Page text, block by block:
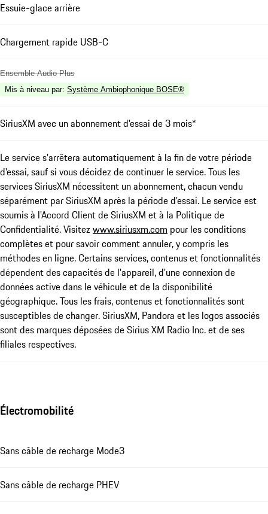
Essuie-glace arrière
Chargement rapide USB-C
Ensemble Audio Plus
Mis à niveau par: Système Ambiophonique BOSE®
SiriusXM avec un abonnement d'essai de 3 mois*
Le service s'arrêtera automatiquement à la fin de votre période
d'essai, sauf si vous décidez de continuer le service. Tous les
services SiriusXM nécessitent un abonnement, chacun vendu
séparément par SiriusXM après la période d'essai. Le service est
soumis à l'Accord Client de SiriusXM et à la Politique de
Confidentialité. Visitezwww.siriusxm.com pour les conditions
complètes et pour savoir comment annuler, y compris les
méthodes en ligne. Certains services, contenus et fonctionnalités
dépendent des capacités de l'appareil, d'une connexion de
données active dans le véhicule et de la disponibilité
géographique. Tous les frais, contenus et fonctionnalités sont
susceptibles de changer. SiriusXM, Pandora et les logos associés
sont des marques déposées de Sirius XM Radio Inc. et de ses
filiales respectives.
Électromobilité
Sans câble de recharge Mode3
Sans câble de recharge PHEV